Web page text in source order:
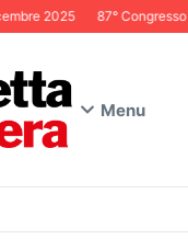
2025 87°
Menu